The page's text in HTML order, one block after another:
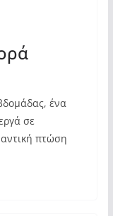
ένα
σε
πτώση